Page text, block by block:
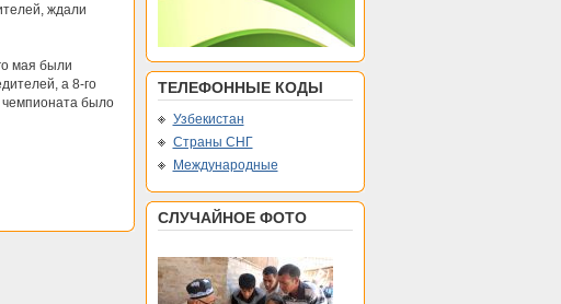
ждали
мая были
а 8-го
чемпионата было
ТЕЛЕФОННЫЕ КОДЫ
Узбекистан
Страны СНГ
Международные
СЛУЧАЙНОЕ ФОТО